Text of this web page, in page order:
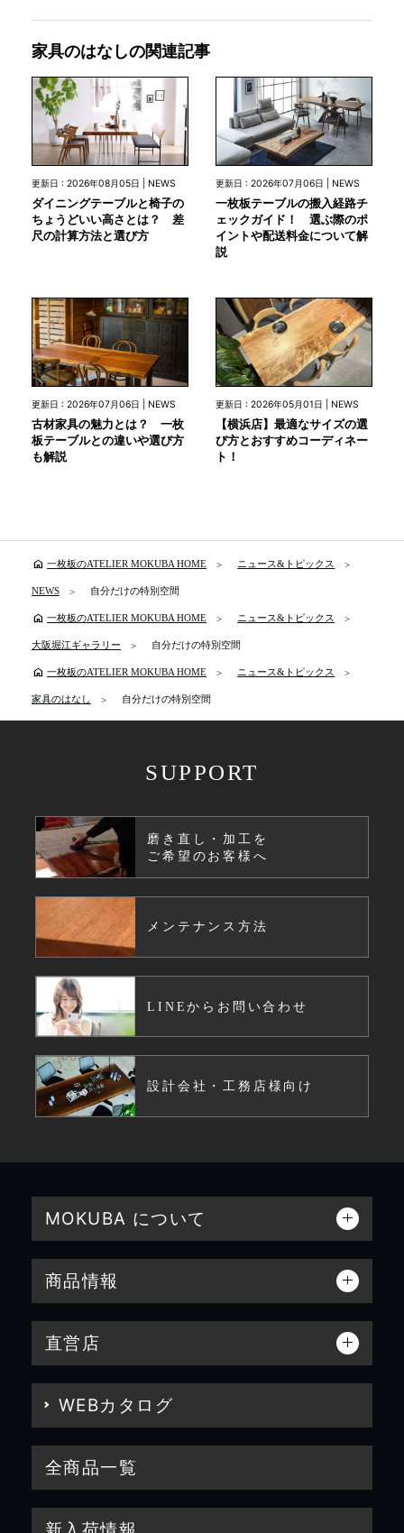
家具のはなしの関連記事
更新日 : 2026年08月05日 | NEWS
ダイニングテーブルと椅子の
ちょうどいい高さとは？ 差
尺の計算方法と選び方
更新日 : 2026年07月06日 | NEWS
一枚板テーブルの搬入経路チ
ェックガイド！ 選ぶ際のポ
イントや配送料金について解
説
更新日 : 2026年07月06日 | NEWS
古材家具の魅力とは？ 一枚
板テーブルとの違いや選び方
も解説
更新日 : 2026年05月01日 | NEWS
【横浜店】最適なサイズの選
び方とおすすめコーディネー
ト！
home 一枚板のATELIER MOKUBA HOME ニュース&トピックス
NEWS 自分だけの特別空間
home 一枚板のATELIER MOKUBA HOME ニュース&トピックス
大阪堀江ギャラリー 自分だけの特別空間
home 一枚板のATELIER MOKUBA HOME ニュース&トピックス
家具のはなし 自分だけの特別空間
SUPPORT
磨き直し・加工を
ご希望のお客様へ
メンテナンス方法
LINEからお問い合わせ
設計会社・工務店様向け
MOKUBA について
商品情報
直営店
WEBカタログ
全商品一覧